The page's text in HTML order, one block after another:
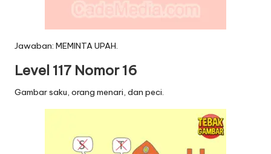
Jawaban: MEMINTA UPAH.
Level 117 Nomor 16
Gambar saku, orang menari, dan peci.